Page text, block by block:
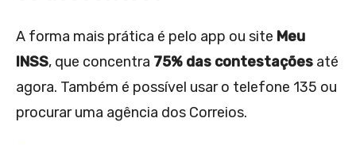
A forma mais prática é pelo app ou site Meu
INSS, que concentra 75% das contestações até
agora. Também é possível usar o telefone 135 ou
procurar uma agência dos Correios.